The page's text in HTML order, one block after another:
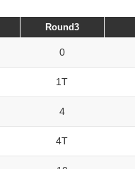
Round3
0
1T
4
4T